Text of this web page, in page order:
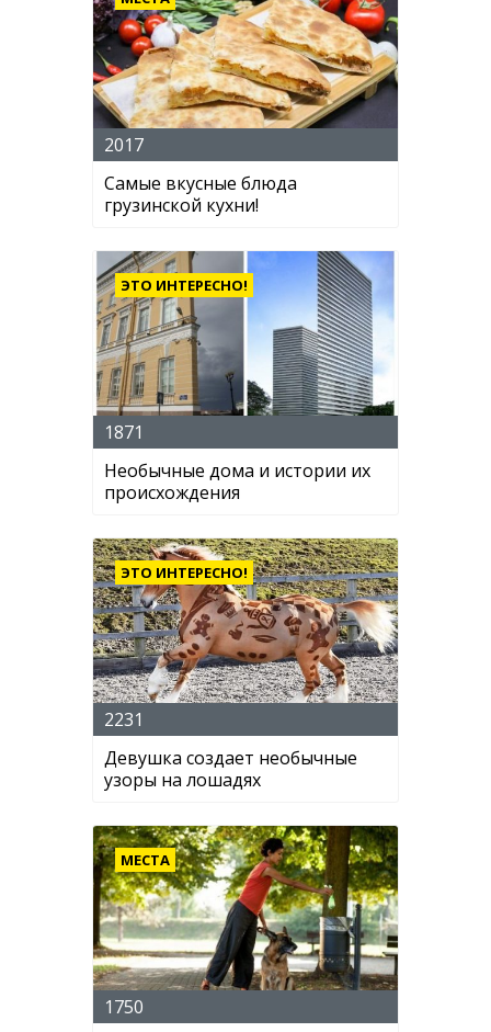
2017
Самые вкусные блюда
грузинской кухни!
ЭТО ИНТЕРЕСНО!
1871
Необычные дома и истории их
происхождения
ЭТО ИНТЕРЕСНО!
2231
Девушка создает необычные
узоры на лошадях
МЕСТА
1750